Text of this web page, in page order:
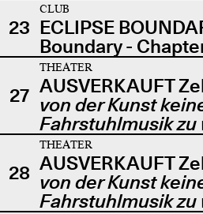
23
CLUB
ECLIPSE
Boundary -
27
THEATER
AUSVERKAUFT
von der Kunst
Fahrstuhlmusik zu
28
THEATER
AUSVERKAUFT
von der Kunst
Fahrstuhlmusik zu